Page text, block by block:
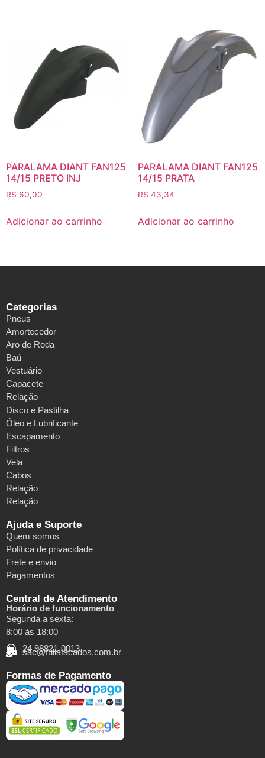
PARALAMA DIANT FAN125
14/15 PRETO INJ
R$ 60,00
Adicionar ao carrinho
PARALAMA DIANT FAN125
14/15 PRATA
R$ 43,34
Adicionar ao carrinho
Categorias
Pneus
Amortecedor
Aro de Roda
Baú
Vestuário
Capacete
Relação
Disco e Pastilha
Óleo e Lubrificante
Escapamento
Filtros
Vela
Cabos
Relação
Relação
Ajuda e Suporte
Quem somos
Política de privacidade
Frete e envio
Pagamentos
Central de Atendimento
Horário de funcionamento
Segunda a sexta:
8:00 às 18:00
24 98821-0013
sac@fullatacados.com.br
Formas de Pagamento